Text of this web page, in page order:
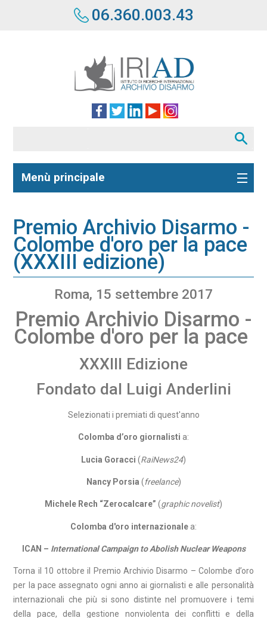
06.360.003.43
Menù principale
Premio Archivio Disarmo -
Colombe d'oro per la pace
(XXXIII edizione)
Roma, 15 settembre 2017
Premio Archivio Disarmo -
Colombe d'oro per la pace
XXXIII Edizione
Fondato dal Luigi Anderlini
Selezionati i premiati di quest'anno
Colomba d’oro giornalisti a:
Lucia Goracci (RaiNews24)
Nancy Porsia (freelance)
Michele Rech “Zerocalcare” (graphic novelist)
Colomba d'oro internazionale a:
ICAN – International Campaign to Abolish Nuclear Weapons
Torna il 10 ottobre il Premio Archivio Disarmo – Colombe d’oro
per la pace assegnato ogni anno ai giornalisti e alle personalità
internazionali che più si sono distinte nel promuovere i temi
della pace, della gestione nonviolenta dei conflitti e della